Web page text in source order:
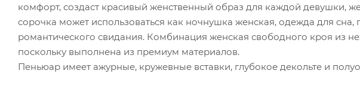
комфорт, создаст красивый женственный образ для каждой девушки,
сорочка может использоваться как ночнушка женская, одежда для
романтического свидания. Комбинация женская свободного кроя из
поскольку выполнена из премиум материалов.
Пеньюар имеет ажурные, кружевные вставки, глубокое декольте и